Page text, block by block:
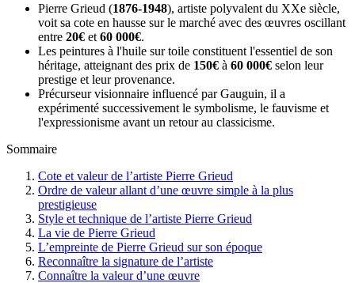
Pierre Grieud (1876-1948), artiste polyvalent du XXe siècle,
voit sa cote en hausse sur le marché avec des œuvres oscillant
entre 20€ et 60 000€.
Les peintures à l'huile sur toile constituent l'essentiel de son
héritage, atteignant des prix de 150€ à 60 000€ selon leur
prestige et leur provenance.
Précurseur visionnaire influencé par Gauguin, il a
expérimenté successivement le symbolisme, le fauvisme et
l'expressionisme avant un retour au classicisme.
Sommaire
Cote et valeur de l’artiste Pierre Grieud
Ordre de valeur allant d’une œuvre simple à la plus
prestigieuse
Style et technique de l’artiste Pierre Grieud
La vie de Pierre Grieud
L’empreinte de Pierre Grieud sur son époque
Reconnaître la signature de l’artiste
Connaître la valeur d’une œuvre